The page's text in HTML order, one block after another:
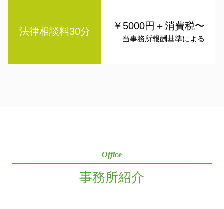
法律相談料30分 ￥5000円＋消費税〜
当事務所報酬基準による
Office
事務所紹介